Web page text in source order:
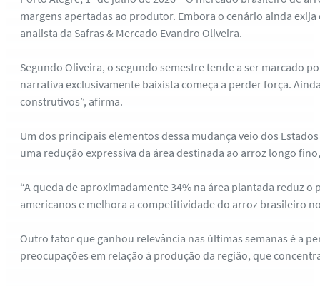
margens apertadas ao produtor. Embora o cenário ainda
analista da Safras & Mercado Evandro Oliveira.
Segundo Oliveira, o segundo semestre tende a ser marcado
narrativa exclusivamente baixista começa a perder força.
construtivos”, afirma.
Um dos principais elementos dessa mudança veio dos
uma redução expressiva da área destinada ao arroz longo
“A queda de aproximadamente 34% na área plantada reduz
americanos e melhora a competitividade do arroz brasileiro
Outro fator que ganhou relevância nas últimas semanas é a
preocupações em relação à produção da região, que